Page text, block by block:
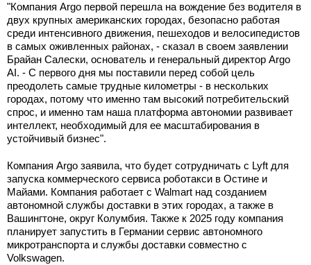
"Компания Argo первой перешла на вождение без водителя в
двух крупных американских городах, безопасно работая
среди интенсивного движения, пешеходов и велосипедистов
в самых оживленных районах, - сказал в своем заявлении
Брайан Салески, основатель и генеральный директор Argo
AI. - С первого дня мы поставили перед собой цель
преодолеть самые трудные километры - в нескольких
городах, потому что именно там высокий потребительский
спрос, и именно там наша платформа автономии развивает
интеллект, необходимый для ее масштабирования в
устойчивый бизнес".
Компания Argo заявила, что будет сотрудничать с Lyft для
запуска коммерческого сервиса роботакси в Остине и
Майами. Компания работает с Walmart над созданием
автономной службы доставки в этих городах, а также в
Вашингтоне, округ Колумбия. Также к 2025 году компания
планирует запустить в Германии сервис автономного
микротранспорта и службы доставки совместно с
Volkswagen.